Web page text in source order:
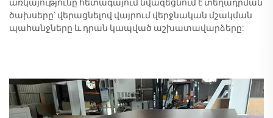
առկայությունը հետագայում նվազեցնում է տեղադրման
ծախսերը՝ վերացնելով վայրում վերջնական մշակման
պահանջները և դրան կապված աշխատավարձերը: